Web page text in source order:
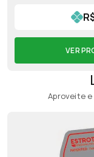
VER
Aproveite